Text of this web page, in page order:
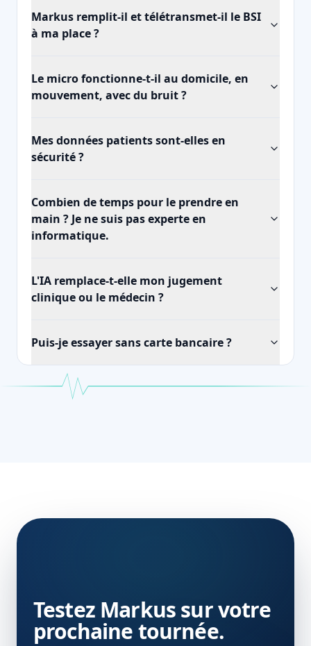
Markus remplit-il et télétransmet-il le BSI
à ma place ?
Le micro fonctionne-t-il au domicile, en
mouvement, avec du bruit ?
Mes données patients sont-elles en
sécurité ?
Combien de temps pour le prendre en
main ? Je ne suis pas experte en
informatique.
L'IA remplace-t-elle mon jugement
clinique ou le médecin ?
Puis-je essayer sans carte bancaire ?
Testez Markus sur votre
prochaine tournée.